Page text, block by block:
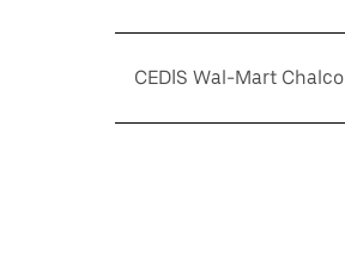
CEDIS Wal-Mart Chalco